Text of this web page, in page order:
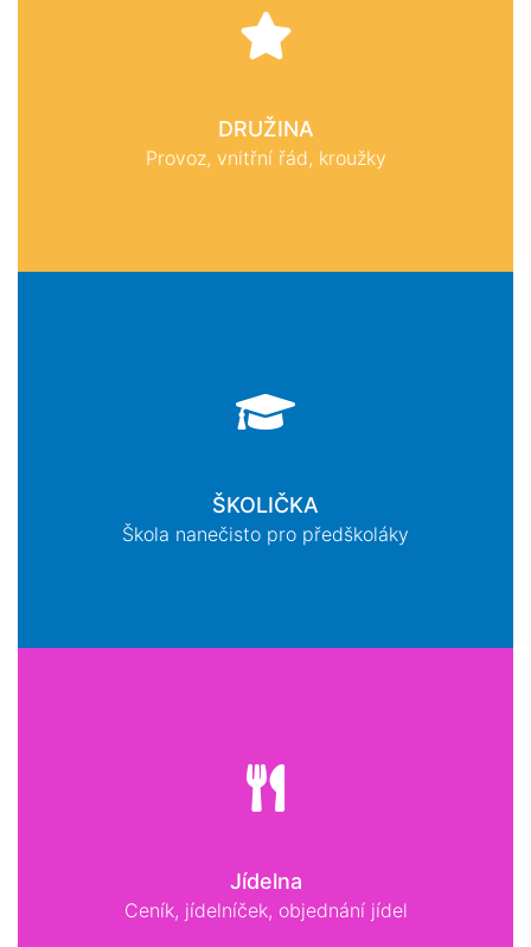
DRUŽINA
Provoz, vnitřní řád, kroužky
ŠKOLIČKA
Škola nanečisto pro předškoláky
Jídelna
Ceník, jídelníček, objednání jídel